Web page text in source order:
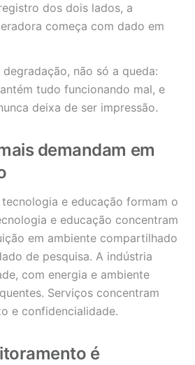
dos dois lados, a
começa com dado em
não só a queda:
tudo funcionando mal, e
deixa de ser impressão.
demandam em
e educação formam o
e educação concentram
em ambiente compartilhado
de pesquisa. A indústria
com energia e ambiente
Serviços concentram
e confidencialidade.
é